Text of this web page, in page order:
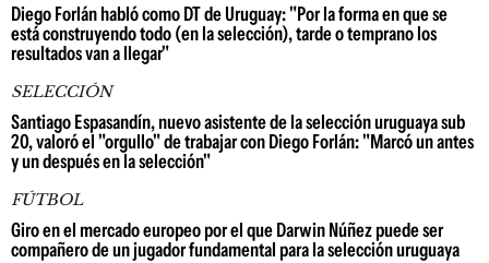
Diego Forlán habló como DT de Uruguay: "Por la forma en que se
está construyendo todo (en la selección), tarde o temprano los
resultados van a llegar"
SELECCIÓN
Santiago Espasandín, nuevo asistente de la selección uruguaya sub
20, valoró el "orgullo" de trabajar con Diego Forlán: "Marcó un antes
y un después en la selección"
FÚTBOL
Giro en el mercado europeo por el que Darwin Núñez puede ser
compañero de un jugador fundamental para la selección uruguaya